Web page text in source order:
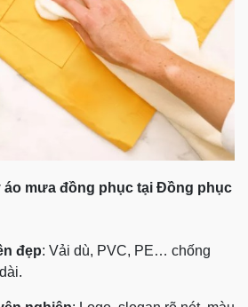
áo mưa đồng phục tại Đồng phục
đẹp: Vải dù, PVC, PE… chống